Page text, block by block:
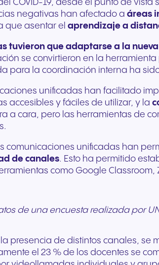
COVID-19, desde el punto de
negativas han afectado a áreas
que asentar el aprendizaje a
tuvieron que adaptarse a la
se convirtieron en la
para la coordinación interna ha
unificadas han facilitado
accesibles y fáciles de utilizar, y la
a cara, pero las herramientas de
comunicaciones unificadas han
de canales. Esto ha permitido
como Google Classroom,
de una encuesta realizada por
presencia de distintos canales, se
el 23 % de los docentes se